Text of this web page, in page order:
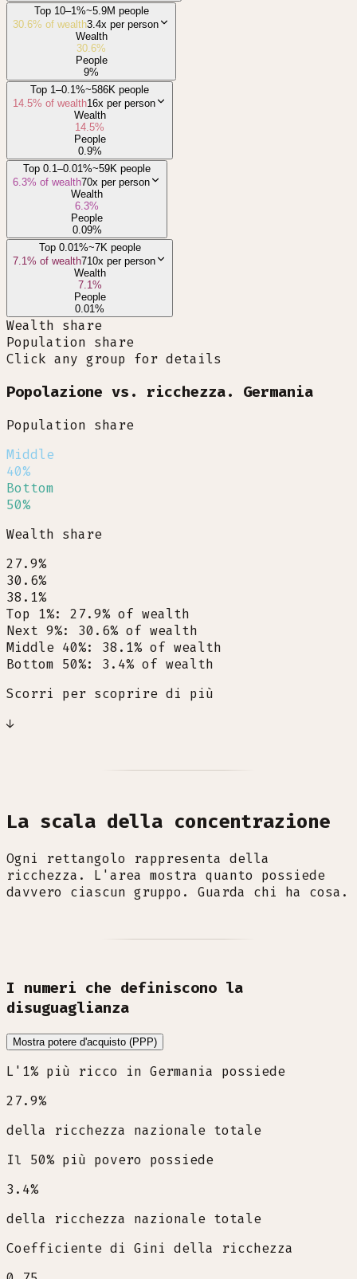
Top 10–1%~5.9M people
30.6% of wealth3.4x per person
Wealth
30.6%
People
9%
Top 1–0.1%~586K people
14.5% of wealth16x per person
Wealth
14.5%
People
0.9%
Top 0.1–0.01%~59K people
6.3% of wealth70x per person
Wealth
6.3%
People
0.09%
Top 0.01%~7K people
7.1% of wealth710x per person
Wealth
7.1%
People
0.01%
Wealth share
Population share
Click any group for details
Popolazione vs. ricchezza. Germania
Population share
Middle
40%
Bottom
50%
Wealth share
27.9%
30.6%
38.1%
Top 1%: 27.9% of wealth
Next 9%: 30.6% of wealth
Middle 40%: 38.1% of wealth
Bottom 50%: 3.4% of wealth
Scorri per scoprire di più
↓
La scala della concentrazione
Ogni rettangolo rappresenta della
ricchezza. L'area mostra quanto possiede
davvero ciascun gruppo. Guarda chi ha cosa.
I numeri che definiscono la
disuguaglianza
Mostra potere d'acquisto (PPP)
L'1% più ricco in Germania possiede
27.9%
della ricchezza nazionale totale
Il 50% più povero possiede
3.4%
della ricchezza nazionale totale
Coefficiente di Gini della ricchezza